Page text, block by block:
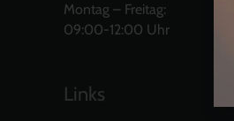
Montag – Freitag:
09:00-12:00 Uhr
Links